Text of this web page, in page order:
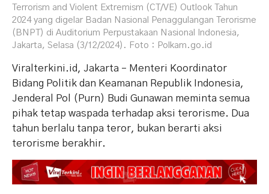
Terrorism and Violent Extremism (CT/VE) Outlook Tahun
2024 yang digelar Badan Nasional Penaggulangan Terorisme
(BNPT) di Auditorium Perpustakaan Nasional Indonesia,
Jakarta, Selasa (3/12/2024). Foto : Polkam.go.id
Viralterkini.id, Jakarta – Menteri Koordinator
Bidang Politik dan Keamanan Republik Indonesia,
Jenderal Pol (Purn) Budi Gunawan meminta semua
pihak tetap waspada terhadap aksi terorisme. Dua
tahun berlalu tanpa teror, bukan berarti aksi
terorisme berakhir.